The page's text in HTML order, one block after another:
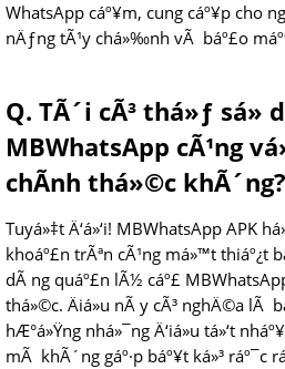
WhatsApp cáº¥m, cung cáº¥p cho
nÄƒng tÃ¹y chá»‰nh vÃ báº£o
Q. TÃ´i cÃ³ thá»ƒ sá»­
MBWhatsApp cÃ¹ng
chÃ­nh thá»©c khÃ´ng?
Tuyá»‡t Ä‘á»‘i! MBWhatsApp APK
khoáº£n trÃªn cÃ¹ng má»™t thiáº¿t
dÃ ng quáº£n lÃ½ cáº£
thá»©c. Äiá»u nÃ y cÃ³ nghÄ©a lÃ
hÆ°á»Ÿng nhá»¯ng Ä‘iá»u tá»‘t
mÃ khÃ´ng gáº·p báº¥t ká»³ ráº¯c